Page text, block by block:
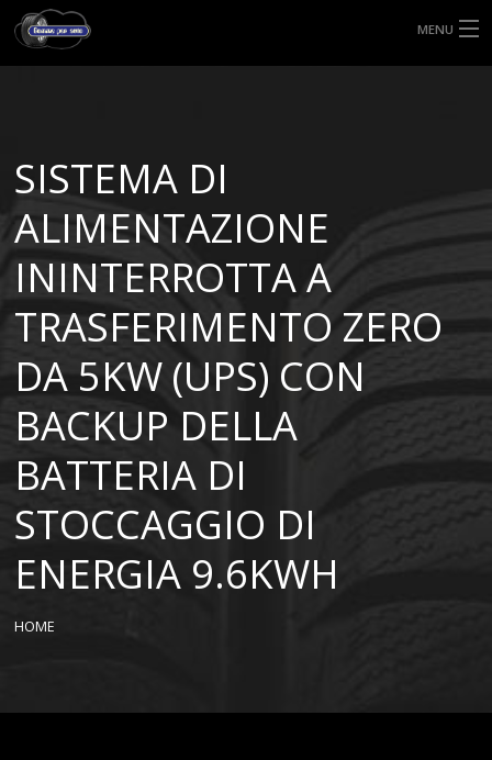
MENU
MISURE GOMME
BLOG
SHOP
SISTEMA DI
ALIMENTAZIONE
ININTERROTTA A
TRASFERIMENTO ZERO
DA 5KW (UPS) CON
BACKUP DELLA
BATTERIA DI
STOCCAGGIO DI
ENERGIA 9.6KWH
HOME